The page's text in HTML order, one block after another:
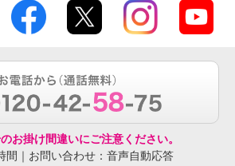
お掛け間違いにご注意ください。
間｜お問い合わせ：音声自動応答